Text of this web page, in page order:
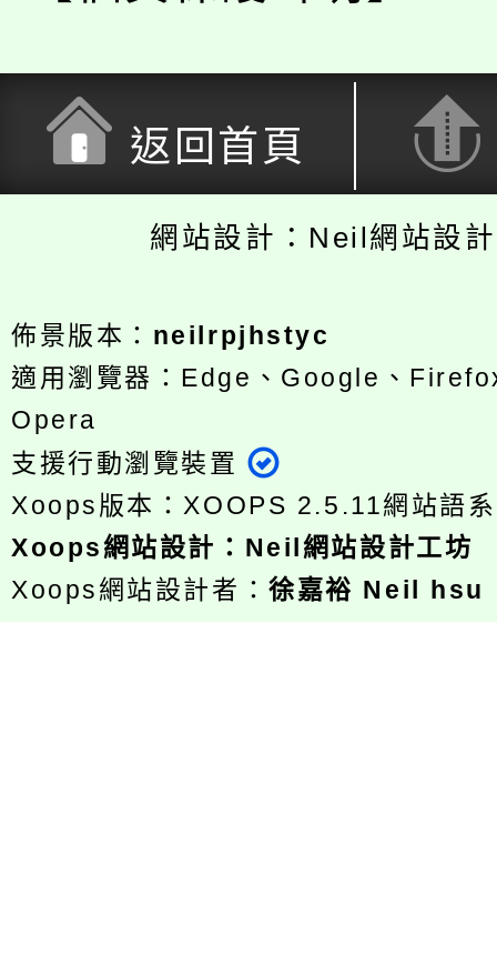
返回首頁
網站設計：Neil網站設
佈景版本： neilrpjhstyc
適用瀏覽器：Edge、Google、
Opera
支援行動瀏覽裝置
Xoops版本：XOOPS 2.5.11網站語
Xoops網站設計 ： Neil網站設計工坊
Xoops網站設計者：徐嘉裕 Neil hsu